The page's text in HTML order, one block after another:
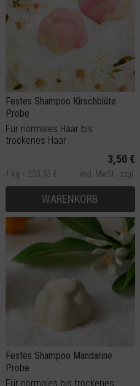
Festes Shampoo Kirschblüte
Probe
Für normales Haar bis
trockenes Haar
3,50 €
1 kg = 233,33 € inkl. MwSt., zzgl.
Versand
WARENKORB
Festes Shampoo Mandarine
Probe
Für normales bis trockenes